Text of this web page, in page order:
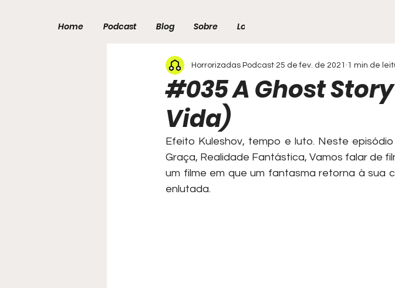
Home Podcast Blog Sobre Loja
#035 A Ghost
Vida)
Horrorizadas Podcast 25 de fev. de 2021 1 min de
Efeito Kuleshov, tempo e luto. Neste
Graça, Realidade Fantástica, Vamos falar de
um filme em que um fantasma retorna à sua
enlutada.